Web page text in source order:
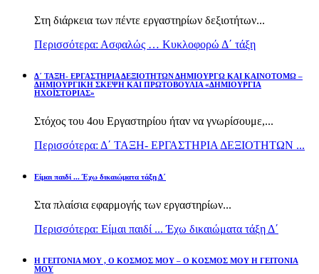
Στη διάρκεια των πέντε εργαστηρίων δεξιοτήτων...
Περισσότερα: Ασφαλώς … Κυκλοφορώ Δ΄ τάξη
Δ΄ ΤΑΞΗ- ΕΡΓΑΣΤΗΡΙΑ ΔΕΞΙΟΤΗΤΩΝ ΔΗΜΙΟΥΡΓΩ ΚΑΙ ΚΑΙΝΟΤΟΜΩ –
ΔΗΜΙΟΥΡΓΙΚΗ ΣΚΕΨΗ ΚΑΙ ΠΡΩΤΟΒΟΥΛΙΑ «ΔΗΜΙΟΥΡΓΙΑ
ΗΧΟΪΣΤΟΡΙΑΣ»
Στόχος του 4ου Εργαστηρίου ήταν να γνωρίσουμε,...
Περισσότερα: Δ΄ ΤΑΞΗ- ΕΡΓΑΣΤΗΡΙΑ ΔΕΞΙΟΤΗΤΩΝ ...
Είμαι παιδί ... Έχω δικαιώματα τάξη Δ΄
Στα πλαίσια εφαρμογής των εργαστηρίων...
Περισσότερα: Είμαι παιδί ... Έχω δικαιώματα τάξη Δ΄
Η ΓΕΙΤΟΝΙΑ ΜΟΥ , Ο ΚΟΣΜΟΣ ΜΟΥ – Ο ΚΟΣΜΟΣ ΜΟΥ Η ΓΕΙΤΟΝΙΑ
ΜΟΥ